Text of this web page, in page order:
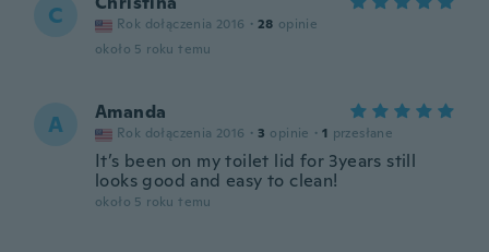
C Rok dołączenia 2016 · 28 opinie
około 5 roku temu
A Amanda
Rok dołączenia 2016 · 3 opinie · 1 przesłane
It’s been on my toilet lid for 3years still
looks good and easy to clean!
około 5 roku temu